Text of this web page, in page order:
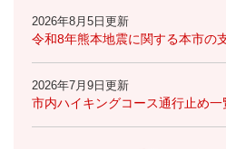
2026年8月5日更新
令和8年熊本地震に関する本市の
2026年7月9日更新
市内ハイキングコース通行止め一